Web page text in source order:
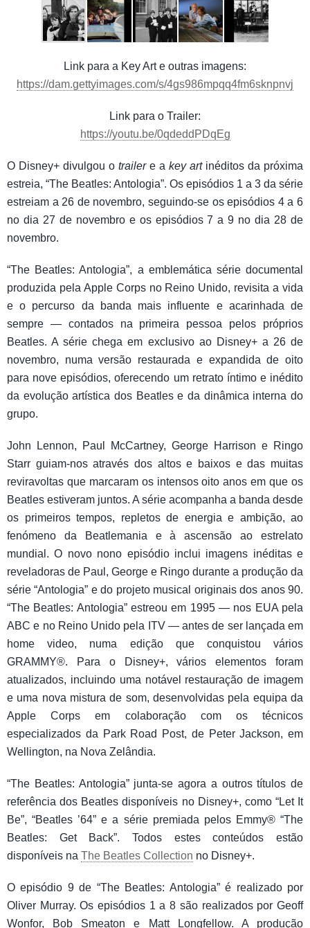
Link para a Key Art e outras imagens:
https://dam.gettyimages.com/s/4gs986mpqq4fm6sknpnvj
Link para o Trailer:
https://youtu.be/0qdeddPDqEg
O Disney+ divulgou o trailer e a key artinéditos da próxima
estreia, “The Beatles: Antologia”. Os episódios 1 a 3 da série
estreiam a 26 de novembro, seguindo-se os episódios 4 a 6
no dia 27 de novembro e os episódios 7 a 9 no dia 28 de
novembro.
“The Beatles: Antologia”, a emblemática série documental
produzida pela Apple Corps no Reino Unido, revisita a vida
e o percurso da banda mais influente e acarinhada de
sempre — contados na primeira pessoa pelos próprios
Beatles. A série chega em exclusivo ao Disney+ a 26 de
novembro, numa versão restaurada e expandida de oito
para nove episódios, oferecendo um retrato íntimo e inédito
da evolução artística dos Beatles e da dinâmica interna do
grupo.
John Lennon, Paul McCartney, George Harrison e Ringo
Starr guiam-nos através dos altos e baixos e das muitas
reviravoltas que marcaram os intensos oito anos em que os
Beatles estiveram juntos. A série acompanha a banda desde
os primeiros tempos, repletos de energia e ambição, ao
fenómeno da Beatlemania e à ascensão ao estrelato
mundial. O novo nono episódio inclui imagens inéditas e
reveladoras de Paul, George e Ringo durante a produção da
série “Antologia” e do projeto musical originais dos anos 90.
“The Beatles: Antologia” estreou em 1995 — nos EUA pela
ABC e no Reino Unido pela ITV — antes de ser lançada em
home video, numa edição que conquistou vários
GRAMMY®. Para o Disney+, vários elementos foram
atualizados, incluindo uma notável restauração de imagem
e uma nova mistura de som, desenvolvidas pela equipa da
Apple Corps em colaboração com os técnicos
especializados da Park Road Post, de Peter Jackson, em
Wellington, na Nova Zelândia.
“The Beatles: Antologia” junta-se agora a outros títulos de
referência dos Beatles disponíveis no Disney+, como “Let It
Be”, “Beatles ’64” e a série premiada pelos Emmy® “The
Beatles: Get Back”. Todos estes conteúdos estão
disponíveis na The Beatles Collection no Disney+.
O episódio 9 de “The Beatles: Antologia” é realizado por
Oliver Murray. Os episódios 1 a 8 são realizados por Geoff
Wonfor, Bob Smeaton e Matt Longfellow. A produção